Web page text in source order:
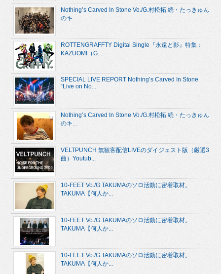
Nothing’s Carved In Stone Vo./G.村松拓 続・たっきゅん
のキ...
ROTTENGRAFFTY Digital Single『永遠と影』特集：
KAZUOMI（G....
SPECIAL LIVE REPORT Nothing’s Carved In Stone
“Live on No...
Nothing’s Carved In Stone Vo./G.村松拓 続・たっきゅん
のキ...
VELTPUNCH 無観客配信LIVEのダイジェスト版（厳選3
曲）Youtub...
10-FEET Vo./G.TAKUMAのソロ活動に密着取材。
TAKUMA【何人か...
10-FEET Vo./G.TAKUMAのソロ活動に密着取材。
TAKUMA【何人か...
10-FEET Vo./G.TAKUMAのソロ活動に密着取材。
TAKUMA【何人か...